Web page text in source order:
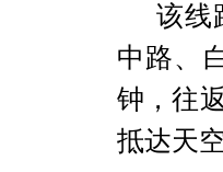
该线
中路、
钟，往
抵达天